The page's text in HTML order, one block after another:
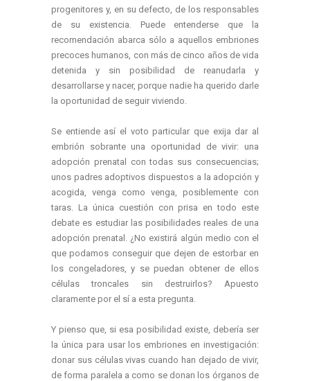
progenitores y, en su defecto, de los responsables
de su existencia. Puede entenderse que la
recomendación abarca sólo a aquellos embriones
precoces humanos, con más de cinco años de vida
detenida y sin posibilidad de reanudarla y
desarrollarse y nacer, porque nadie ha querido darle
la oportunidad de seguir viviendo.
Se entiende así el voto particular que exija dar al
embrión sobrante una oportunidad de vivir: una
adopción prenatal con todas sus consecuencias;
unos padres adoptivos dispuestos a la adopción y
acogida, venga como venga, posiblemente con
taras. La única cuestión con prisa en todo este
debate es estudiar las posibilidades reales de una
adopción prenatal. ¿No existirá algún medio con el
que podamos conseguir que dejen de estorbar en
los congeladores, y se puedan obtener de ellos
células troncales sin destruirlos? Apuesto
claramente por el sí a esta pregunta.
Y pienso que, si esa posibilidad existe, debería ser
la única para usar los embriones en investigación:
donar sus células vivas cuando han dejado de vivir,
de forma paralela a como se donan los órganos de